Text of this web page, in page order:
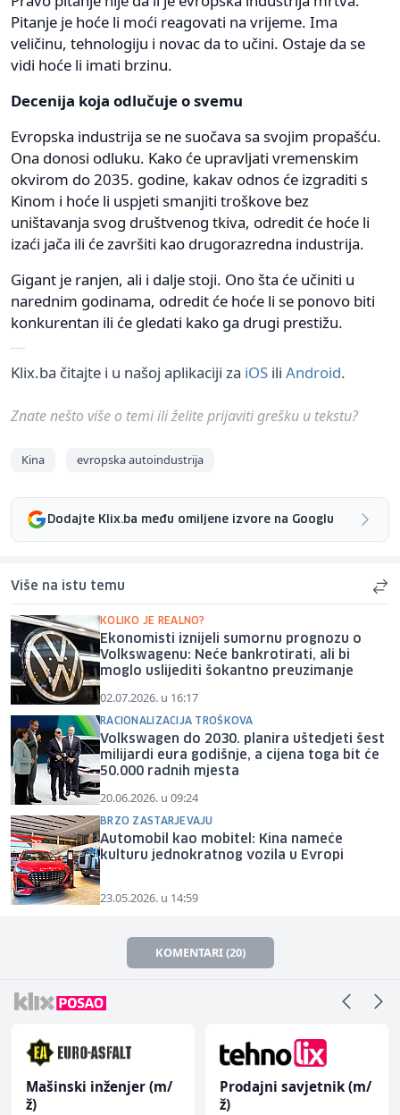
Pitanje je hoće li moći reagovati na vrijeme. Ima
veličinu, tehnologiju i novac da to učini. Ostaje da se
vidi hoće li imati brzinu.
Decenija koja odlučuje o svemu
Evropska industrija se ne suočava sa svojim propašću.
Ona donosi odluku. Kako će upravljati vremenskim
okvirom do 2035. godine, kakav odnos će izgraditi s
Kinom i hoće li uspjeti smanjiti troškove bez
uništavanja svog društvenog tkiva, odredit će hoće li
izaći jača ili će završiti kao drugorazredna industrija.
Gigant je ranjen, ali i dalje stoji. Ono šta će učiniti u
narednim godinama, odredit će hoće li se ponovo biti
konkurentan ili će gledati kako ga drugi prestižu.
Klix.ba čitajte i u našoj aplikaciji za iOS ili Android.
Znate nešto više o temi ili želite prijaviti grešku u tekstu?
Kina evropska autoindustrija
Dodajte Klix.ba među omiljene izvore na Googlu
Više na istu temu
KOLIKO JE REALNO?
Ekonomisti iznijeli sumornu prognozu o
Volkswagenu: Neće bankrotirati, ali bi
moglo uslijediti šokantno preuzimanje
02.07.2026. u 16:17
RACIONALIZACIJA TROŠKOVA
Volkswagen do 2030. planira uštedjeti šest
milijardi eura godišnje, a cijena toga bit će
50.000 radnih mjesta
20.06.2026. u 09:24
BRZO ZASTARJEVAJU
Automobil kao mobitel: Kina nameće
kulturu jednokratnog vozila u Evropi
23.05.2026. u 14:59
KOMENTARI (20)
Mašinski inženjer (m/
ž)
Prodajni savjetnik (m/
ž)